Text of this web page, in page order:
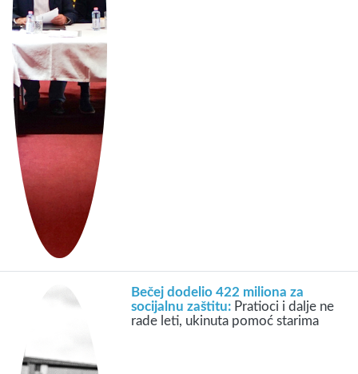
Bečej dodelio 422 miliona za
socijalnu zaštitu: Pratioci i dalje ne
rade leti, ukinuta pomoć starima